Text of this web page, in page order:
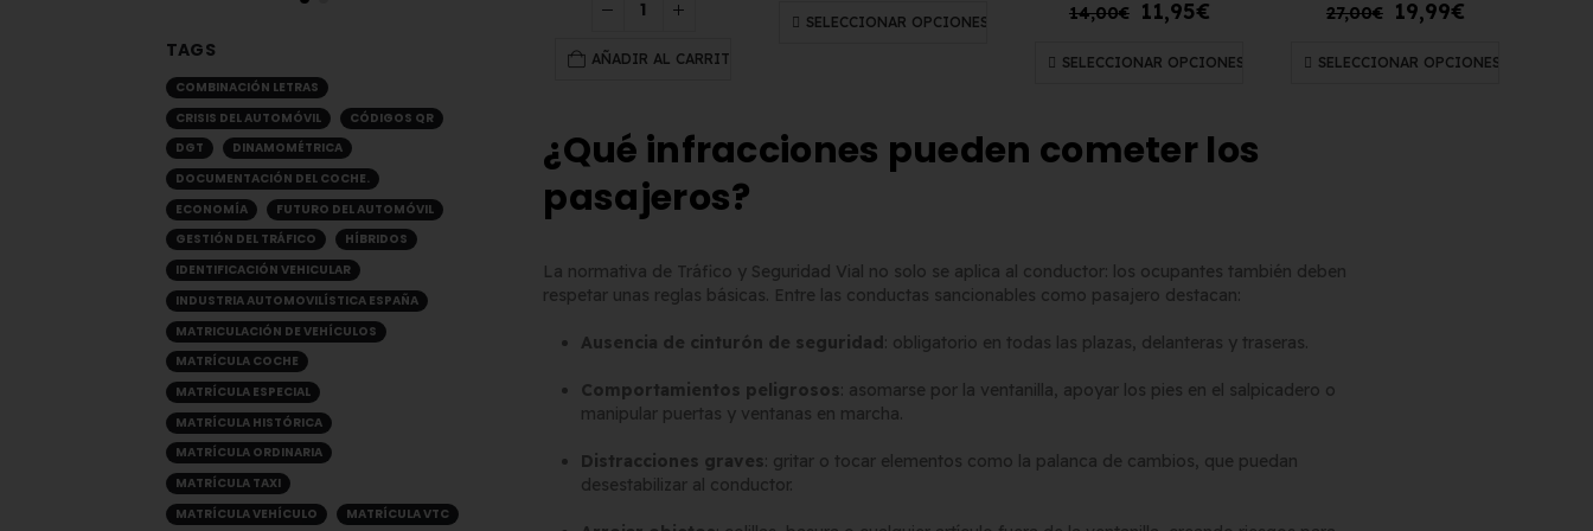
AÑADIR AL CARRITO
SELECCIONAR OPCIONES 14,00€ 11,95€
SELECCIONAR OPCIONES
27,00€ 19,99€
SELECCIONAR OPCIONES
¿Qué infracciones pueden cometer los
pasajeros?
La normativa de Tráfico y Seguridad Vial no solo se aplica al conductor: los ocupantes también deben
respetar unas reglas básicas. Entre las conductas sancionables como pasajero destacan:
Ausencia de cinturón de seguridad: obligatorio en todas las plazas, delanteras y traseras.
Comportamientos peligrosos: asomarse por la ventanilla, apoyar los pies en el salpicadero o
manipular puertas y ventanas en marcha.
Distracciones graves: gritar o tocar elementos como la palanca de cambios, que puedan
desestabilizar al conductor.
TAGS
COMBINACIÓN LETRAS
CRISIS DEL AUTOMÓVIL
CÓDIGOS QR
DGT
DINAMOMÉTRICA
DOCUMENTACIÓN DEL COCHE.
ECONOMÍA
FUTURO DEL AUTOMÓVIL
GESTIÓN DEL TRÁFICO
HÍBRIDOS
IDENTIFICACIÓN VEHICULAR
INDUSTRIA AUTOMOVILÍSTICA ESPAÑA
MATRICULACIÓN DE VEHÍCULOS
MATRÍCULA COCHE
MATRÍCULA ESPECIAL
MATRÍCULA HISTÓRICA
MATRÍCULA ORDINARIA
MATRÍCULA TAXI
MATRÍCULA VEHÍCULO
MATRÍCULA VTC